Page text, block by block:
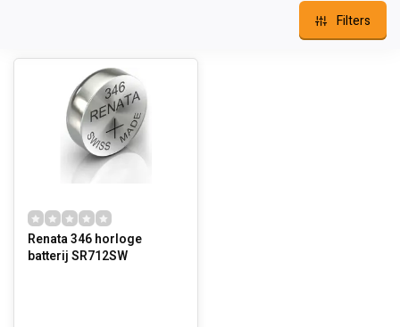
Filters
Renata 346 horloge
batterij SR712SW